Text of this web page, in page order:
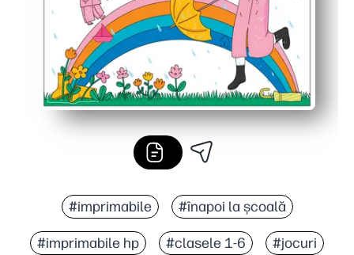
#imprimabile #înapoi la școală
#imprimabile hp #clasele 1-6 #jocuri